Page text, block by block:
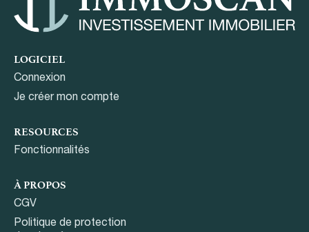
LOGICIEL
Connexion
Je créer mon compte
RESOURCES
Fonctionnalités
À PROPOS
CGV
Politique de protection